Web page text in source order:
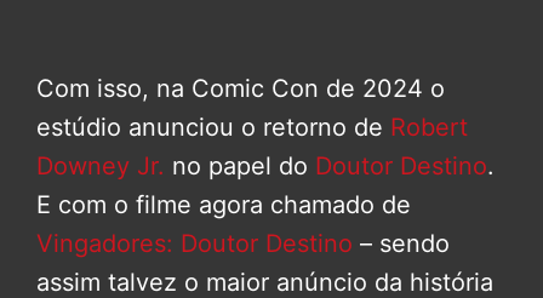
Com isso, na Comic Con de 2024 o
estúdio anunciou o retorno de Robert
Downey Jr. no papel do Doutor Destino.
E com o filme agora chamado de
Vingadores: Doutor Destino – sendo
assim talvez o maior anúncio da história